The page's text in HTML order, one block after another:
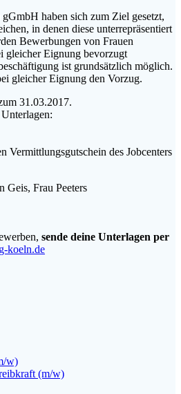
haben sich zum Ziel gesetzt,
in denen diese unterrepräsentiert
Bewerbungen von Frauen
gleicher Eignung bevorzugt
ist grundsätzlich möglich.
gleicher Eignung den Vorzug.
31.03.2017.
Vermittlungsgutschein des Jobcenters
Geis, Frau Peeters
sende deine Unterlagen per
koeln.de
w)
(m/w)